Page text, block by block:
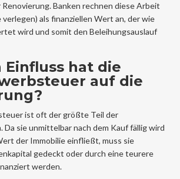
Renovierung. Banken rechnen diese Arbeit
verlegen) als finanziellen Wert an, der wie
wird und somit den Beleihungsauslauf
Einfluss hat die
auf die
ist oft der größte Teil der
Da sie unmittelbar nach dem Kauf fällig wird
der Immobilie einfließt, muss sie
gedeckt oder durch eine teurere
werden.